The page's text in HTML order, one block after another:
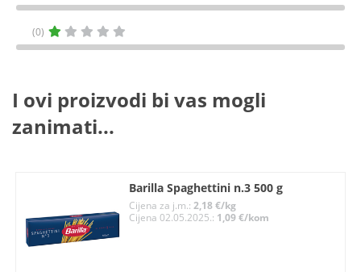
(0)
I ovi proizvodi bi vas mogli
zanimati...
Barilla Spaghettini n.3 500 g
Cijena za j.m.:2,18 €/kg
Cijena 02.05.2025.: 1,09 €/kom